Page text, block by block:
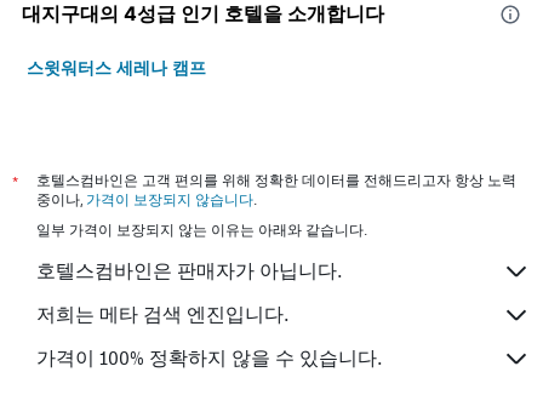
대지구대​의 4​성급 인기 호텔을 소개합니다
스윗워터스 세레나 캠프
*
호텔스컴바인은 고객 편의를 위해 정확한 데이터를 전해드리고자 항상 노력
중이나, 가격이 보장되지 않습니다.
일부 가격이 보장되지 않는 이유는 아래와 같습니다.
호텔스컴바인은 판매자가 아닙니다.
저희는 메타 검색 엔진입니다.
가격이 100% 정확하지 않을 수 있습니다.